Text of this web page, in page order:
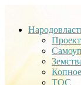
ТОС